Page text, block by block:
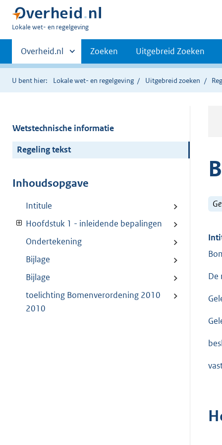
U
hier:
Lokale wet- en regelgeving
Primaire
navigatie
Andere
sites
binnen
Overheid.nl Zoeken Uitgebreid Zoeken
U bent hier: Lokale wet- en regelgeving Uitgebreid zoeken
Wetstechnische informatie
Regeling tekst
Inhoudsopgave
Intitule
Hoofdstuk 1 - inleidende bepalingen
Ondertekening
Bijlage
Bijlage
toelichting Bomenverordening 2010
2010
De